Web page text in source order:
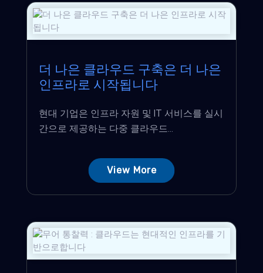
더 나은 클라우드 구축은 더 나은
인프라로 시작됩니다
현대 기업은 인프라 자원 및 IT 서비스를 실시
간으로 제공하는 다중 클라우드...
View More